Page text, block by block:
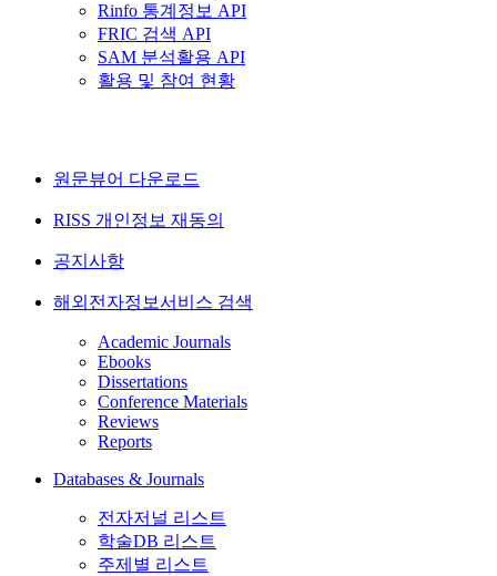
Rinfo 통계정보 API
FRIC 검색 API
SAM 분석활용 API
활용 및 참여 현황
원문뷰어 다운로드
RISS 개인정보 재동의
공지사항
해외전자정보서비스 검색
Academic Journals
Ebooks
Dissertations
Conference Materials
Reviews
Reports
Databases & Journals
전자저널 리스트
학술DB 리스트
주제별 리스트